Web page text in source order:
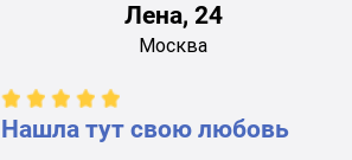
Лена, 24
Москва
Нашла тут свою любовь